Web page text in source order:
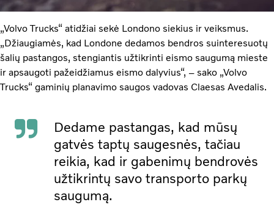
„Volvo Trucks“ atidžiai sekė Londono siekius ir veiksmus.
„Džiaugiamės, kad Londone dedamos bendros suinteresuotų
šalių pastangos, stengiantis užtikrinti eismo saugumą mieste
ir apsaugoti pažeidžiamus eismo dalyvius“, – sako „Volvo
Trucks“ gaminių planavimo saugos vadovas Claesas Avedalis.
Dedame pastangas, kad mūsų
gatvės taptų saugesnės, tačiau
reikia, kad ir gabenimų bendrovės
užtikrintų savo transporto parkų
saugumą.